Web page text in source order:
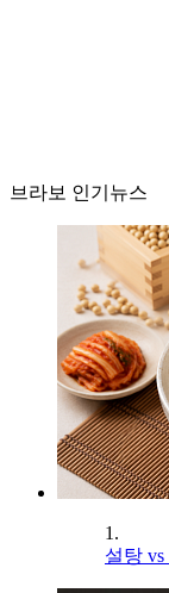
브라보 인기뉴스
1.
설탕